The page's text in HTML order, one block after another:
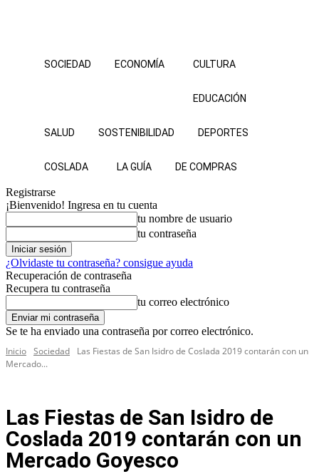
SOCIEDAD ECONOMÍA CULTURA
EDUCACIÓN
SALUD SOSTENIBILIDAD DEPORTES
COSLADA LA GUÍA DE COMPRAS
Registrarse
¡Bienvenido! Ingresa en tu cuenta
tu nombre de usuario
tu contraseña
¿Olvidaste tu contraseña? consigue ayuda
Recuperación de contraseña
Recupera tu contraseña
tu correo electrónico
Se te ha enviado una contraseña por correo electrónico.
Inicio Sociedad
Las Fiestas de San Isidro de Coslada 2019 contarán con un
Mercado...
Las Fiestas de San Isidro de
Coslada 2019 contarán con un
Mercado Goyesco